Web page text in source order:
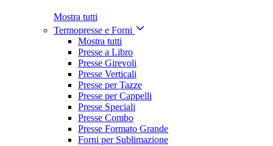
Mostra tutti
Termopresse e Forni
Mostra tutti
Presse a Libro
Presse Girevoli
Presse Verticali
Presse per Tazze
Presse per Cappelli
Presse Speciali
Presse Combo
Presse Formato Grande
Forni per Sublimazione